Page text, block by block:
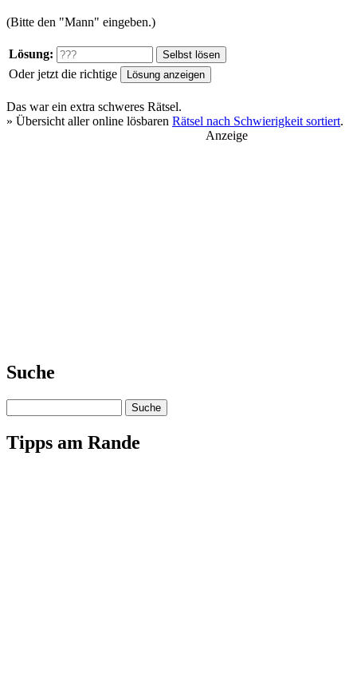
(Bitte den "Mann" eingeben.)
Lösung:
Oder jetzt die richtige
Das war ein extra schweres Rätsel.
» Übersicht aller online lösbaren Rätsel nach Schwierigkeit sortiert.
Anzeige
Suche
Tipps am Rande